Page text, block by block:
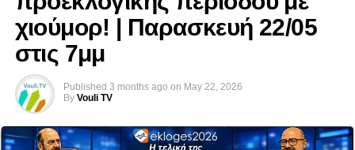
Εκλογών 2026.
χιούμορ! | Παρασκευή 22/05
στις 7μμ
Published 3 months ago on May 22, 2026
By Vouli TV